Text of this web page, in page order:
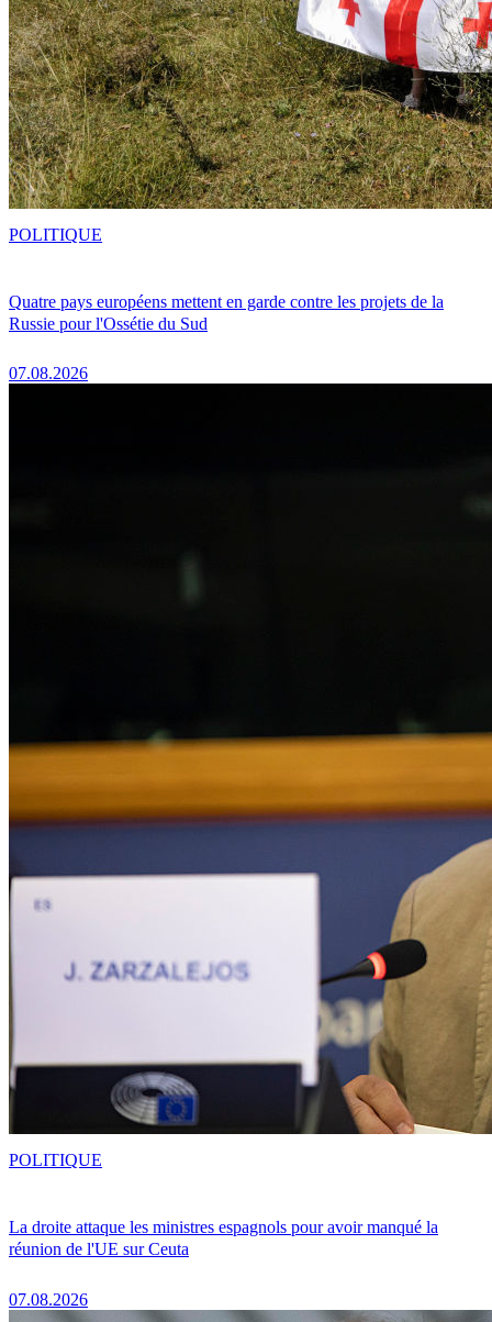
Quatre pays européens mettent en garde contre les projets de la
Russie pour l'Ossétie du Sud
07.08.2026
POLITIQUE
La droite attaque les ministres espagnols pour avoir manqué la
réunion de l'UE sur Ceuta
07.08.2026
POLITIQUE